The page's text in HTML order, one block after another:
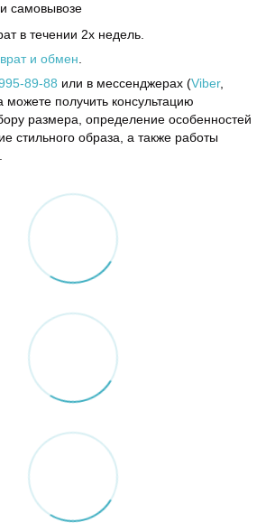
самовывозе
в течении 2х недель.
и обмен
89-88 или в мессенджерах (Viber,
можете получить консультацию
размера, определение особенностей
стильного образа, а также работы